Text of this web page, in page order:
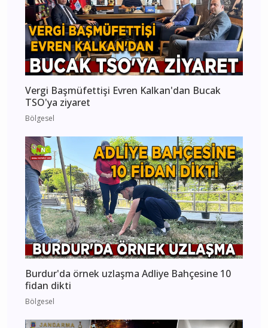
Vergi Başmüfettişi Evren Kalkan'dan Bucak
TSO'ya ziyaret
Bölgesel
Burdur'da örnek uzlaşma Adliye Bahçesine 10
fidan dikti
Bölgesel